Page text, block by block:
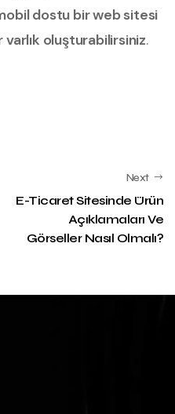
dostu bir web sitesi
oluşturabilirsiniz.
Next
E-Ticaret Sitesinde Ürün
Açıklamaları Ve
Görseller Nasıl Olmalı?